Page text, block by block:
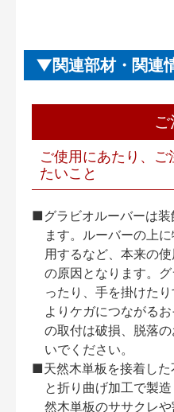
関連部材・関連
ご使用にあたり、ご
たいこと
■グラビオルーバーは
ます。ルーバーの上
用するなど、本来の
の原因となります。
ったり、手を掛けた
よりケガにつながる
の取付は破損、脱落
いでください。
■天然木単板を接着し
と折り曲げ加工で製
然木単板のササクレ